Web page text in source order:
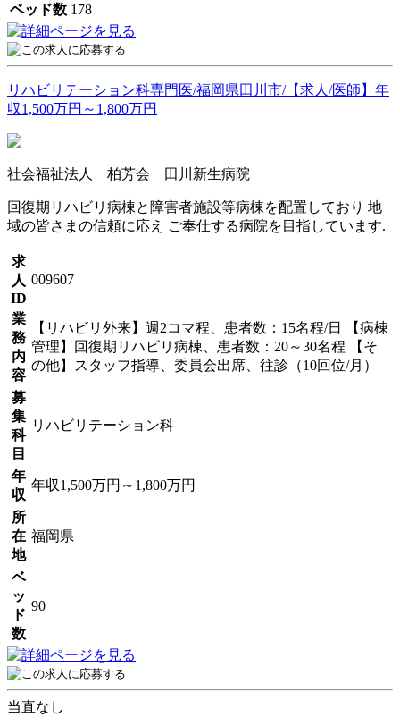
ベッド数 178
リハビリテーション科専門医/福岡県田川市/【求人/医師】年
収1,500万円～1,800万円
社会福祉法人 柏芳会 田川新生病院
回復期リハビリ病棟と障害者施設等病棟を配置しており 地
域の皆さまの信頼に応え ご奉仕する病院を目指しています.
求
人
ID
009607
業
務
内
容
【リハビリ外来】週2コマ程、患者数：15名程/日 【病棟
管理】回復期リハビリ病棟、患者数：20～30名程 【そ
の他】スタッフ指導、委員会出席、往診（10回位/月）
募
集
科
目
リハビリテーション科
年
収
年収1,500万円～1,800万円
所
在
地
福岡県
ベ
ッ
ド
数
90
当直なし